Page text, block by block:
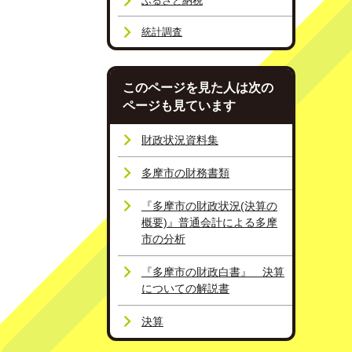
統計調査
このページを見た人は次の
ページも見ています
財政状況資料集
多摩市の財務書類
『多摩市の財政状況(決算の
概要)』普通会計による多摩
市の分析
『多摩市の財政白書』 決算
についての解説書
決算